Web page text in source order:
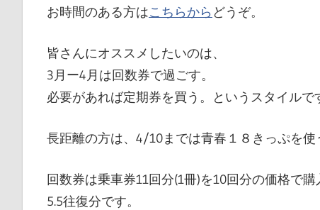
お時間のある方はこちらから どうぞ。
皆さんにオススメしたいのは、
3月ー4月は回数券で過ごす。
必要があれば定期券を買う。というスタイルで
長距離の方は、4/10までは青春１８きっぷを使
回数券は乗車券11回分(1冊)を10回分の価格で購
5.5往復分です。